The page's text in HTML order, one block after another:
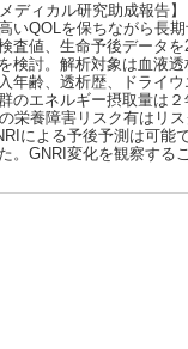
ディカル研究助成報告】
いQOLを保ちながら長
査値、生命予後データ
検討。解析対象は血液
年齢、透析歴、ドライ
のエネルギー摂取量は
栄養障害リスク有はリ
による予後予測は可能
。GNRI変化を観察する